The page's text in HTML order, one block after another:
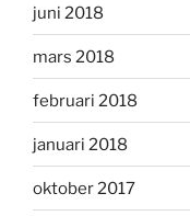
juni 2018
mars 2018
februari 2018
januari 2018
oktober 2017